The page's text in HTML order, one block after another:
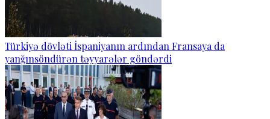
Türkiyə dövləti İspaniyanın ardından Fransaya da
yanğınsöndürən təyyarələr göndərdi